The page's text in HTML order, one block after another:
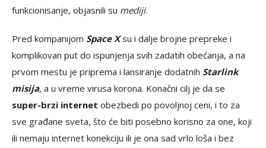
funkcionisanje, objasnili su mediji.
Pred kompanijom Space Xsu i dalje brojne prepreke i
komplikovan put do ispunjenja svih zadatih obećanja, a na
prvom mestu je priprema i lansiranje dodatnih Starlink
misija, a u vreme virusa korona. Konačni cilj je da se
super-brzi internet obezbedi po povoljnoj ceni, i to za
sve građane sveta, što će biti posebno korisno za one, koji
ili nemaju internet konekciju ili je ona sad vrlo loša i bez